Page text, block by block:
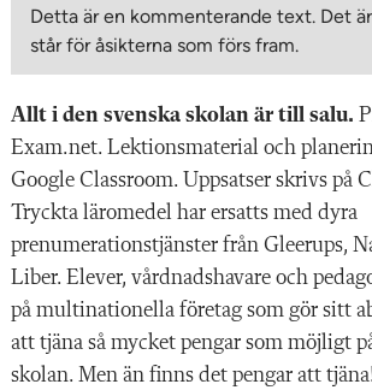
Detta är en kommenterande text. Det
står för åsikterna som förs fram.
Allt i den svenska skolan är till salu.
Exam.net. Lektionsmaterial och
Google Classroom. Uppsatser skrivs på
Tryckta läromedel har ersatts med dyra
prenumerationstjänster från Gleerups,
Liber. Elever, vårdnadshavare och
på multinationella företag som gör sitt
att tjäna så mycket pengar som möjligt
skolan. Men än finns det pengar att